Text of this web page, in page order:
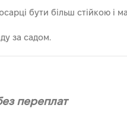
бути більш стійкою і
за садом.
переплат